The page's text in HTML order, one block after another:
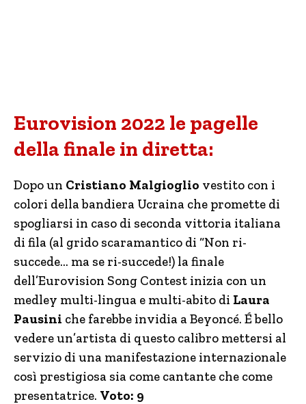
Eurovision 2022 le pagelle
della finale in diretta:
Dopo un Cristiano Malgioglio vestito con i
colori della bandiera Ucraina che promette di
spogliarsi in caso di seconda vittoria italiana
di fila (al grido scaramantico di “Non ri-
succede… ma se ri-succede!) la finale
dell’Eurovision Song Contest inizia con un
medley multi-lingua e multi-abito di Laura
Pausini che farebbe invidia a Beyoncé. É bello
vedere un’artista di questo calibro mettersi al
servizio di una manifestazione internazionale
così prestigiosa sia come cantante che come
presentatrice. Voto: 9